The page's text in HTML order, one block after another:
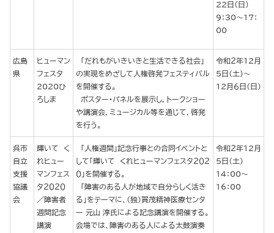
22日（日）
9：30～17：
00
広島
県
ヒューマン
フェスタ
2020ひ
ろしま
「だれもがいきいきと生活できる社会」
の実現をめざして人権啓発フェスティバル
を開催する。
ポスター・パネルを展示し，トークショー
や講演会，ミュージカル等を通じて，啓発
を行う。
令和２年12月
５日（土）～
12月６日（日）
呉市
自立
支援
協議
会
輝いて く
れヒュー
マンフェス
タ２０２０
／障害者
週間記念
講演
「人権週間」記念行事との合同イベントと
して「輝いて くれヒューマンフェスタ２０２
０」を開催する。
「障害のある人が地域で自分らしく活き
る」をテーマに、（独）賀茂精神医療センタ
ー 元山 淳氏による記念講演を開催する。
会場では、障害のある人による太鼓演奏
令和２年12月
５日（土）
14：00～
16：00